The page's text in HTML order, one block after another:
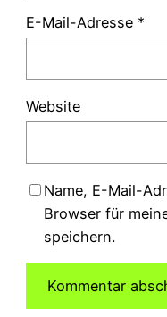
E-Mail-Adresse *
Website
Name, E-Mail-
Browser für
speichern.